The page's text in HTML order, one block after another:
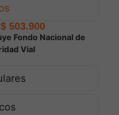
503.900
Fondo Nacional de
Vial